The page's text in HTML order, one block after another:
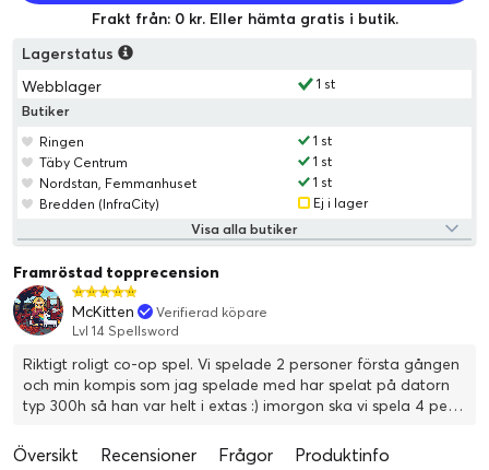
Frakt från: 0 kr. Eller hämta gratis i butik.
Lagerstatus
Webblager
1 st
Butiker
Ringen
1 st
Täby Centrum
1 st
Nordstan, Femmanhuset
1 st
Bredden (InfraCity)
Ej i lager
Visa alla butiker
Framröstad topprecension
McKitten
Verifierad köpare
Lvl 14 Spellsword
Riktigt roligt co-op spel. Vi spelade 2 personer första gången
och min kompis som jag spelade med har spelat på datorn
typ 300h så han var helt i extas :) imorgon ska vi spela 4 pers!
Översikt Recensioner Frågor Produktinfo